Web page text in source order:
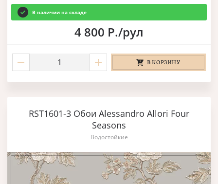
В наличии на складе
4 800 Р./рул
В КОРЗИНУ
RST1601-3 Обои Alessandro Allori Four
Seasons
Водостойкие